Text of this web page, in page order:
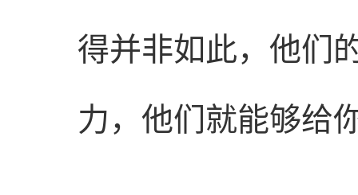
得并非如此，他们
力，他们就能够给